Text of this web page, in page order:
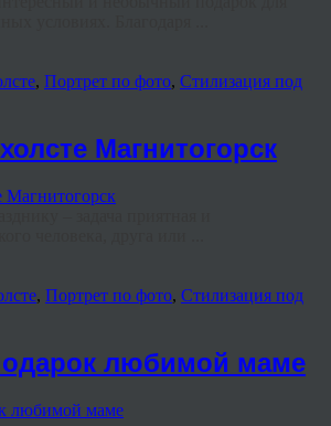
, Портрет по фото, Стилизация под
Магнитогорск
, Портрет по фото, Стилизация под
любимой маме